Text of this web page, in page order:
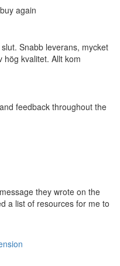
again
Snabb leverans, mycket
hög kvalitet. Allt kom
feedback throughout the
they wrote on the
a list of resources for me to